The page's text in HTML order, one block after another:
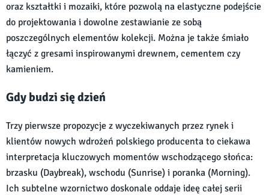
oraz kształtki i mozaiki, które pozwolą na elastyczne podejście
do projektowania i dowolne zestawianie ze sobą
poszczególnych elementów kolekcji. Można je także śmiało
łączyć z gresami inspirowanymi drewnem, cementem czy
kamieniem.
Gdy budzi się dzień
Trzy pierwsze propozycje z wyczekiwanych przez rynek i
klientów nowych wdrożeń polskiego producenta to ciekawa
interpretacja kluczowych momentów wschodzącego słońca:
brzasku (Daybreak), wschodu (Sunrise) i poranka (Morning).
Ich subtelne wzornictwo doskonale oddaje ideę całej serii